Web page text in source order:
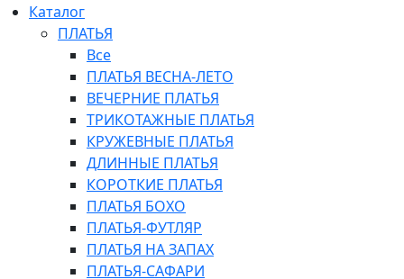
Каталог
ПЛАТЬЯ
Все
ПЛАТЬЯ ВЕСНА-ЛЕТО
ВЕЧЕРНИЕ ПЛАТЬЯ
ТРИКОТАЖНЫЕ ПЛАТЬЯ
КРУЖЕВНЫЕ ПЛАТЬЯ
ДЛИННЫЕ ПЛАТЬЯ
КОРОТКИЕ ПЛАТЬЯ
ПЛАТЬЯ БОХО
ПЛАТЬЯ-ФУТЛЯР
ПЛАТЬЯ НА ЗАПАХ
ПЛАТЬЯ-САФАРИ